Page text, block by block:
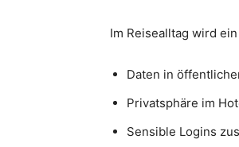
Im Reisealltag wird
Daten in
Privatsphäre im
Sensible Logins